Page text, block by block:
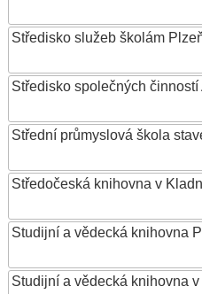
Středisko služeb školám
Středisko společných činností
Střední průmyslová škola
Středočeská knihovna v
Studijní a vědecká knihovna
Studijní a vědecká knihovna